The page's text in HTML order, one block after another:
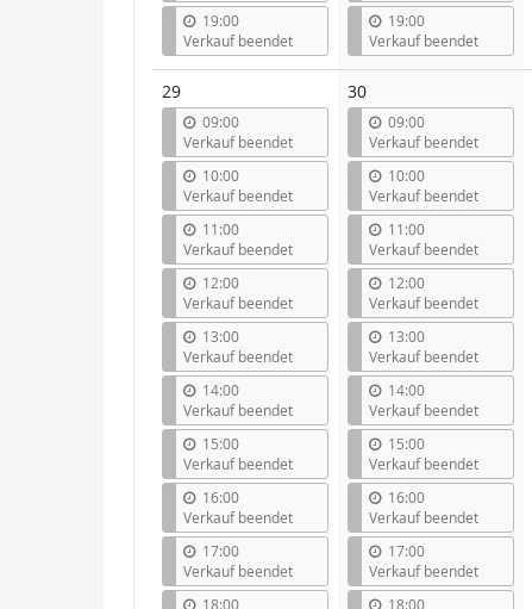
19:00
Verkauf beendet
19:00
Verkauf beendet
29
09:00
Verkauf beendet
10:00
Verkauf beendet
11:00
Verkauf beendet
12:00
Verkauf beendet
13:00
Verkauf beendet
14:00
Verkauf beendet
15:00
Verkauf beendet
16:00
Verkauf beendet
17:00
Verkauf beendet
18:00
30
09:00
Verkauf beendet
10:00
Verkauf beendet
11:00
Verkauf beendet
12:00
Verkauf beendet
13:00
Verkauf beendet
14:00
Verkauf beendet
15:00
Verkauf beendet
16:00
Verkauf beendet
17:00
Verkauf beendet
18:00